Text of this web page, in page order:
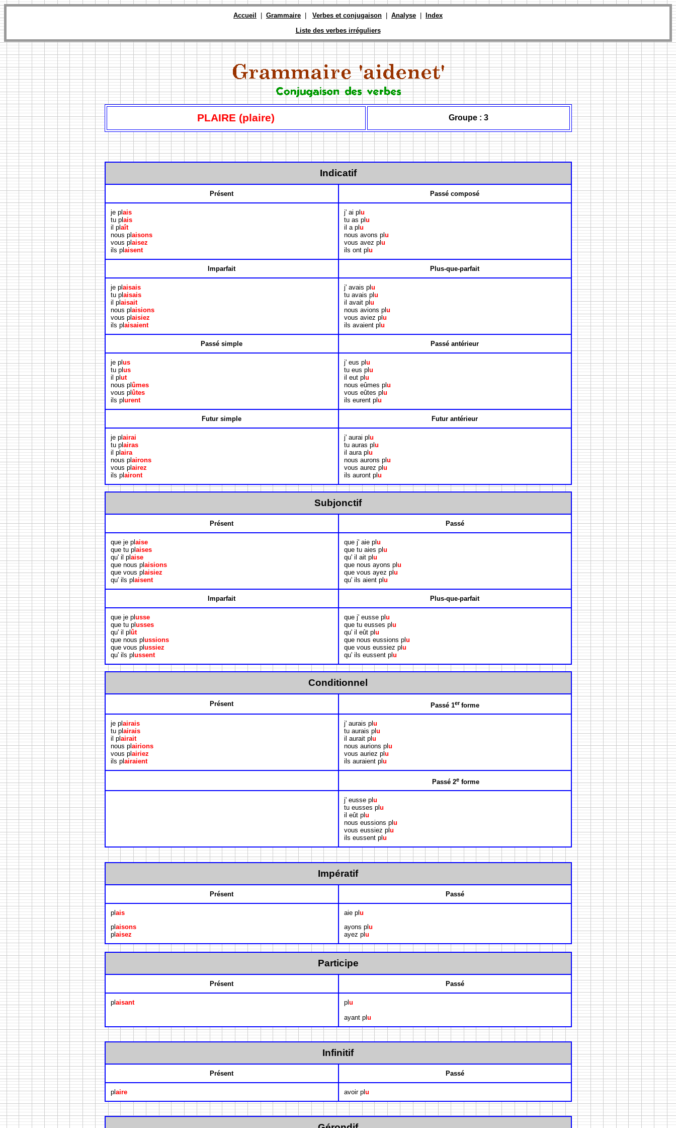
Accueil Grammaire Verbes et conjugaison Analyse
Index
Liste des verbes irréguliers
PLAIRE (plaire) Groupe : 3
Indicatif
Présent Passé composé
je plais
tu plais
il plaît
nous plaisons
vous plaisez
ils plaisent
j' ai plu
tu as plu
il a plu
nous avons plu
vous avez plu
ils ont plu
Imparfait Plus-que-parfait
je plaisais
tu plaisais
il plaisait
nous plaisions
vous plaisiez
ils plaisaient
j' avais plu
tu avais plu
il avait plu
nous avions plu
vous aviez plu
ils avaient plu
Passé simple Passé antérieur
je plus
tu plus
il plut
nous plûmes
vous plûtes
ils plurent
j' eus plu
tu eus plu
il eut plu
nous eûmes plu
vous eûtes plu
ils eurent plu
Futur simple Futur antérieur
je plairai
tu plairas
il plaira
nous plairons
vous plairez
ils plairont
j' aurai plu
tu auras plu
il aura plu
nous aurons plu
vous aurez plu
ils auront plu
Subjonctif
Présent Passé
que je pl aise
que tu pl aises
qu' il pl aise
que nous pl aisions
que vous pl aisiez
qu' ils pl aisent
que j' aie pl u
que tu aies pl u
qu' il ait pl u
que nous ayons pl u
que vous ayez pl u
qu' ils aient pl u
Imparfait Plus-que-parfait
que je pl usse
que tu pl usses
qu' il pl ût
que nous pl ussions
que vous pl ussiez
qu' ils pl ussent
que j' eusse pl u
que tu eusses pl u
qu' il eût pl u
que nous eussions pl u
que vous eussiez pl u
qu' ils eussent pl u
Conditionnel
Présent Passé 1erforme
je pl airais
tu pl airais
il pl airait
nous pl airions
vous pl airiez
ils pl airaient
j' aurais pl u
tu aurais pl u
il aurait pl u
nous aurions pl u
vous auriez pl u
ils auraient pl u
Passé 2e forme
j' eusse pl u
tu eusses pl u
il eût pl u
nous eussions pl u
vous eussiez pl u
ils eussent pl u
Impératif
Présent Passé
plais
pl aisons
pl aisez
aie plu
ayons pl u
ayez pl u
Participe
Présent Passé
plaisant plu
ayant plu
Infinitif
Présent Passé
pl aire avoir pl u